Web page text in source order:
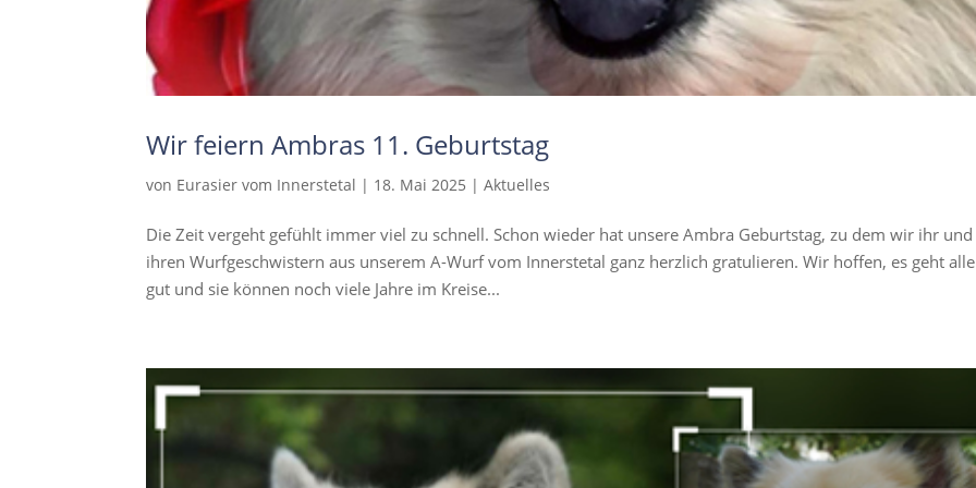
Wir feiern Ambras 11. Geburtstag
von Eurasier vom Innerstetal | 18. Mai 2025 |Aktuelles
Die Zeit vergeht gefühlt immer viel zu schnell. Schon wieder hat unsere Ambra Geburtstag, zu dem wir ihr und
ihren Wurfgeschwistern aus unserem A-Wurf vom Innerstetal ganz herzlich gratulieren. Wir hoffen, es geht
gut und sie können noch viele Jahre im Kreise...